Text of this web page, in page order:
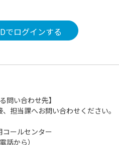
でログインする
問い合わせ先】
担当課へお問い合わせください。
コールセンター
話から）